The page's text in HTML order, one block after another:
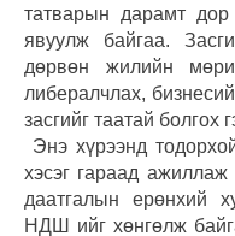
татварын дарамт
явуулж байгаа.
дөрвөн жилийн
либералчлах,
засгийг таатай болгох
Энэ хүрээнд
хэсэг гараад
даатгалын ерөнхий
НДШ ийг хөнгөлж